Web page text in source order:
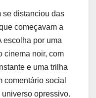
se distanciou das
começavam a
escolha por uma
cinema noir, com
e uma trilha
comentário social
opressivo.